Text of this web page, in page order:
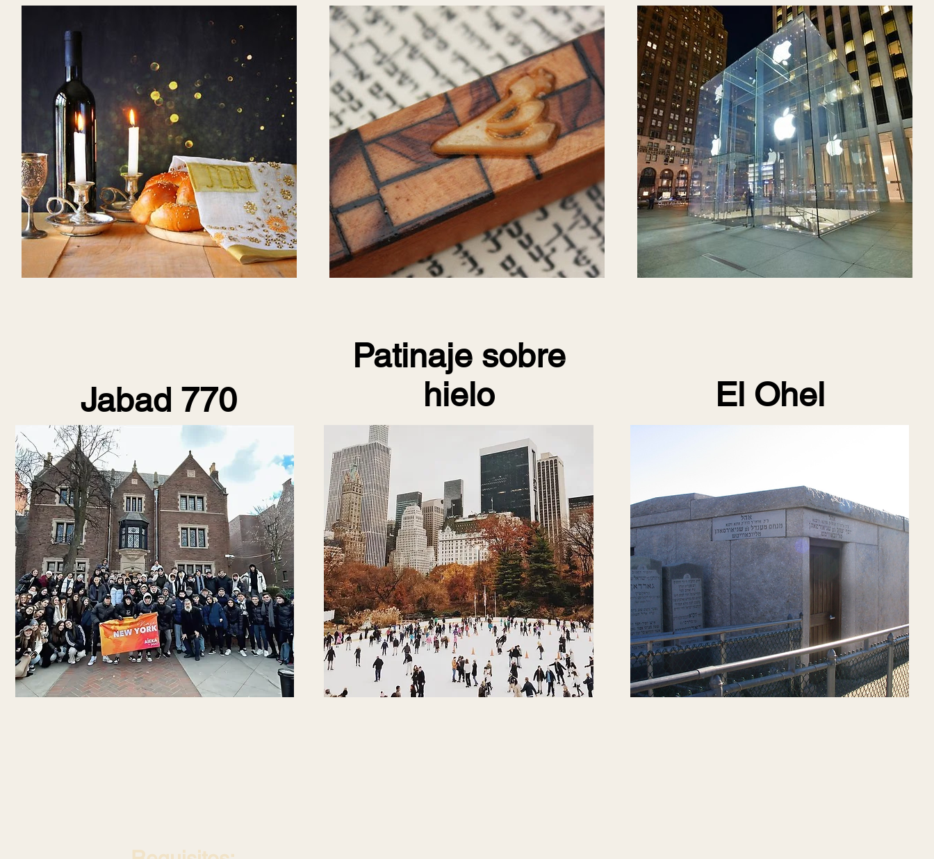
Jabad 770
Patinaje sobre
hielo
El Ohel